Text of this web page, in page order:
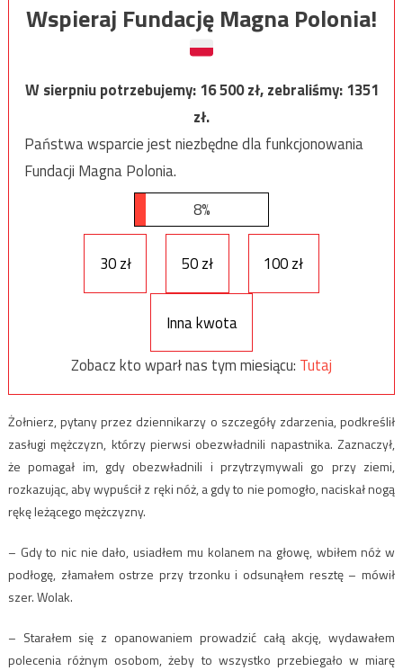
Wspieraj Fundację Magna Polonia!
W sierpniu potrzebujemy:16 500zł, zebraliśmy:1351
zł.
Państwa wsparcie jest niezbędne dla funkcjonowania
Fundacji Magna Polonia.
8%
30 zł 50 zł 100 zł
Inna kwota
Zobacz kto wparł nas tym miesiącu: Tutaj
Żołnierz, pytany przez dziennikarzy o szczegóły zdarzenia, podkreślił
zasługi mężczyzn, którzy pierwsi obezwładnili napastnika. Zaznaczył,
że pomagał im, gdy obezwładnili i przytrzymywali go przy ziemi,
rozkazując, aby wypuścił z ręki nóż, a gdy to nie pomogło, naciskał nogą
rękę leżącego mężczyzny.
– Gdy to nic nie dało, usiadłem mu kolanem na głowę, wbiłem nóż w
podłogę, złamałem ostrze przy trzonku i odsunąłem resztę – mówił
szer. Wolak.
– Starałem się z opanowaniem prowadzić całą akcję, wydawałem
polecenia różnym osobom, żeby to wszystko przebiegało w miarę